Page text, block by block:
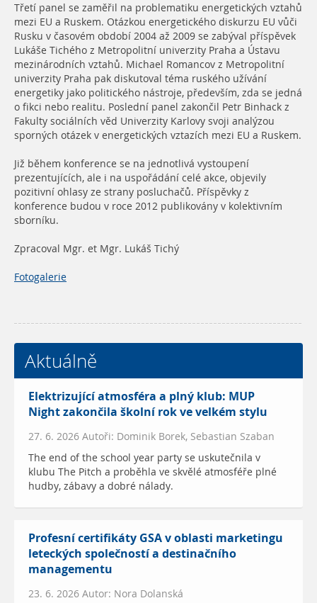
Třetí panel se zaměřil na problematiku energetických vztahů
mezi EU a Ruskem. Otázkou energetického diskurzu EU vůči
Rusku v časovém období 2004 až 2009 se zabýval příspěvek
Lukáše Tichého z Metropolitní univerzity Praha a Ústavu
mezinárodních vztahů. Michael Romancov z Metropolitní
univerzity Praha pak diskutoval téma ruského užívání
energetiky jako politického nástroje, především, zda se jedná
o fikci nebo realitu. Poslední panel zakončil Petr Binhack z
Fakulty sociálních věd Univerzity Karlovy svoji analýzou
sporných otázek v energetických vztazích mezi EU a Ruskem.
Již během konference se na jednotlivá vystoupení
prezentujících, ale i na uspořádání celé akce, objevily
pozitivní ohlasy ze strany posluchačů. Příspěvky z
konference budou v roce 2012 publikovány v kolektivním
sborníku.
Zpracoval Mgr. et Mgr. Lukáš Tichý
Fotogalerie
Aktuálně
Elektrizující atmosféra a plný klub: MUP
Night zakončila školní rok ve velkém stylu
27. 6. 2026 Autoři: Dominik Borek, Sebastian Szaban
The end of the school year party se uskutečnila v
klubu The Pitch a proběhla ve skvělé atmosféře plné
hudby, zábavy a dobré nálady.
Profesní certifikáty GSA v oblasti marketingu
leteckých společností a destinačního
managementu
23. 6. 2026 Autor: Nora Dolanská